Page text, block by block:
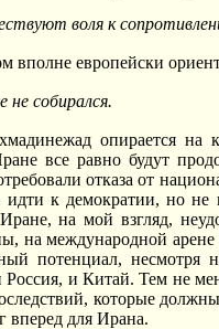
воля к
вполне европейски
собирался.
опирается на
все равно будут
отказа от
к демократии, но не
на мой взгляд,
на международной
потенциал, несмотря
и Китай. Тем не
которые
вперед для Ирана.